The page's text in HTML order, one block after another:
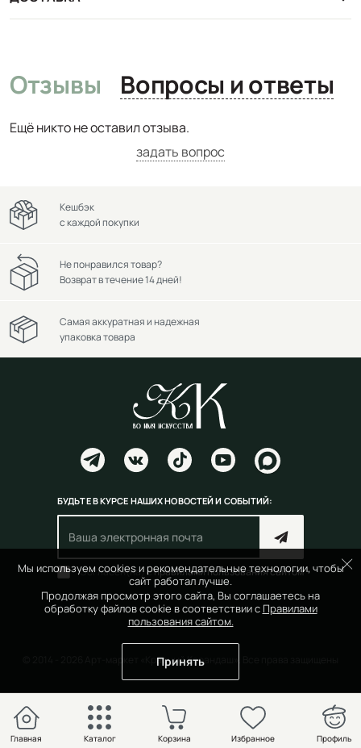
Отзывы Вопросы и ответы
Ещё никто не оставил отзыва.
задать вопрос
Мы используем cookies и рекомендательные технологии, чтобы
сайт работал лучше.
Продолжая просмотр этого сайта, Вы соглашаетесь на
обработку файлов cookie в соответствии с Правилами
пользования сайтом.
Принять
Кешбэк
с каждой покупки
Не понравился товар?
Возврат в течение 14 дней!
Самая аккуратная и надежная
упаковка товара
БУДЬТЕ В КУРСЕ НАШИХ НОВОСТЕЙ И СОБЫТИЙ:
Согласен(на) справилами пользования сайтом
© 2014 - 2026 Арт-маркет «Красный Карандаш». Все права защищены
Главная Каталог Избранное Профиль
Корзина